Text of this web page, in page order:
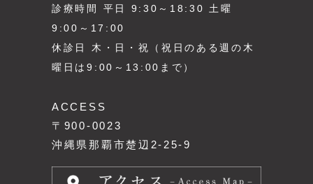
診療時間 平日 9:30～18:30 土曜
9:00～17:00
休診日 木・日・祝（祝日のある週の木
曜日は9:00～13:00まで）
ACCESS
〒900-0023
沖縄県那覇市楚辺2-25-9